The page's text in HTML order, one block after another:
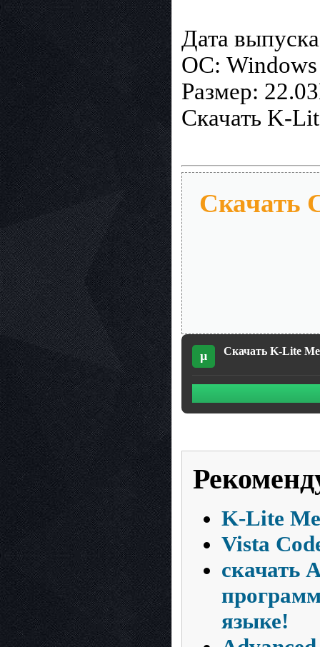
Дата
ОС: Windows
Размер:
Скачать K-
Скачать
µ Скачать K-Lite
K-Lite
Vista
скачать
языке!